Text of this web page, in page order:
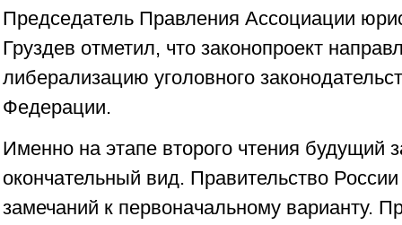
Председатель Правления Ассоциации
Груздев отметил, что законопроект
либерализацию уголовного
Федерации.
Именно на этапе второго чтения будущий
окончательный вид. Правительство
замечаний к первоначальному варианту.